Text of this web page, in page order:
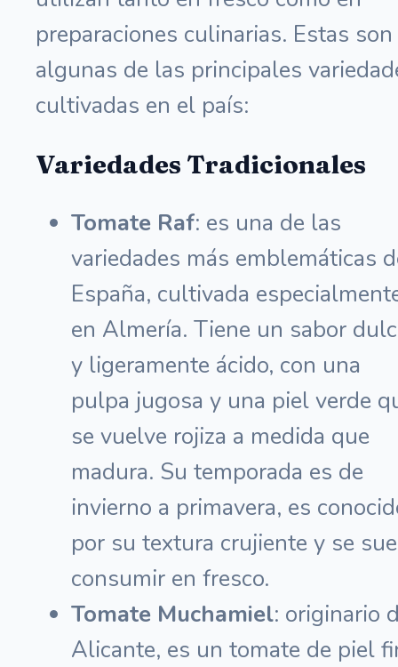
preparaciones culinarias. Estas son
algunas de las principales
cultivadas en el país:
Variedades Tradicionales
Tomate Raf: es una de las
variedades más emblemáticas
España, cultivada
en Almería. Tiene un sabor
y ligeramente ácido, con una
pulpa jugosa y una piel verde
se vuelve rojiza a medida que
madura. Su temporada es de
invierno a primavera, es
por su textura crujiente y se
consumir en fresco.
Tomate Muchamiel: originario
Alicante, es un tomate de piel